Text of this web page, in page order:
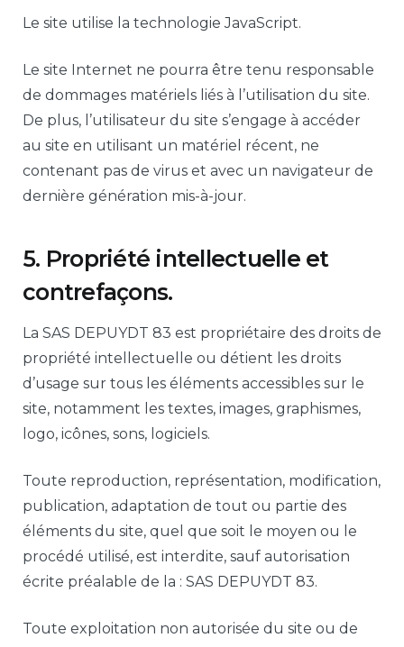
Le site utilise la technologie JavaScript.
Le site Internet ne pourra être tenu responsable
de dommages matériels liés à l’utilisation du site.
De plus, l’utilisateur du site s’engage à accéder
au site en utilisant un matériel récent, ne
contenant pas de virus et avec un navigateur de
dernière génération mis-à-jour.
5. Propriété intellectuelle et
contrefaçons.
La SAS DEPUYDT 83 est propriétaire des droits de
propriété intellectuelle ou détient les droits
d’usage sur tous les éléments accessibles sur le
site, notamment les textes, images, graphismes,
logo, icônes, sons, logiciels.
Toute reproduction, représentation, modification,
publication, adaptation de tout ou partie des
éléments du site, quel que soit le moyen ou le
procédé utilisé, est interdite, sauf autorisation
écrite préalable de la : SAS DEPUYDT 83.
Toute exploitation non autorisée du site ou de